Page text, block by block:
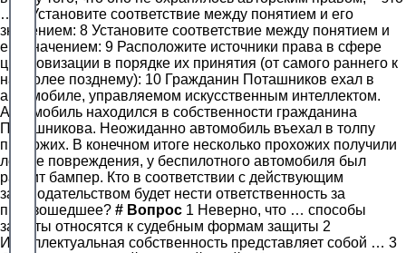
… 7 Установите соответствие между понятием и его
значением: 8 Установите соответствие между понятием и
его значением: 9 Расположите источники права в сфере
цифровизации в порядке их принятия (от самого раннего к
наиболее позднему): 10 Гражданин Поташников ехал в
автомобиле, управляемом искусственным интеллектом.
Автомобиль находился в собственности гражданина
Поташникова. Неожиданно автомобиль въехал в толпу
прохожих. В конечном итоге несколько прохожих получили
легкие повреждения, у беспилотного автомобиля был
разбит бампер. Кто в соответствии с действующим
законодательством будет нести ответственность за
произошедшее? # Вопрос 1 Неверно, что … способы
защиты относятся к судебным формам защиты 2
Интеллектуальная собственность представляет собой … 3